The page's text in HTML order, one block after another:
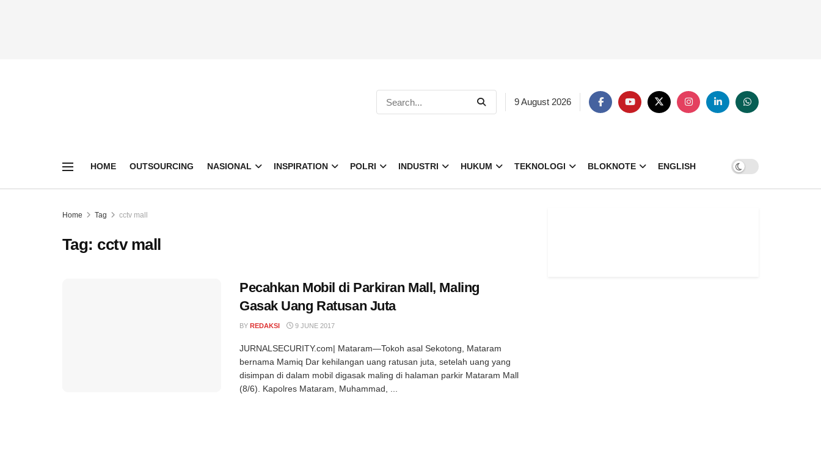
9 August 2026
HOME OUTSOURCING NASIONAL INSPIRATION POLRI INDUSTRI HUKUM TEKNOLOGI BLOKNOTE ENGLISH
Home Tag cctv mall
Tag: cctv mall
Pecahkan Mobil di Parkiran Mall, Maling
Gasak Uang Ratusan Juta
BY REDAKSI 9 JUNE 2017
JURNALSECURITY.com| Mataram—Tokoh asal Sekotong, Mataram
bernama Mamiq Dar kehilangan uang ratusan juta, setelah uang yang
disimpan di dalam mobil digasak maling di halaman parkir Mataram Mall
(8/6). Kapolres Mataram, Muhammad, ...